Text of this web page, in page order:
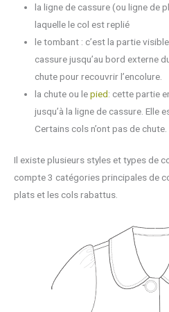
la ligne de cassure (ou ligne de
laquelle le col est replié
le tombant : c’est la partie
cassure jusqu’au bord externe
chute pour recouvrir l’encolure.
la chute ou lepied: cette partie
jusqu’à la ligne de cassure. Elle
Certains cols n’ont pas de chute.
Il existe plusieurs styles et types de
compte 3 catégories principales de
plats et les cols rabattus.